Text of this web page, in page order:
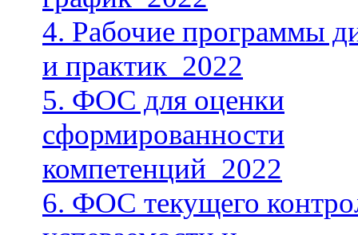
4. Рабочие программы
и практик_2022
5. ФОС для оценки
сформированности
компетенций_2022
6. ФОС текущего